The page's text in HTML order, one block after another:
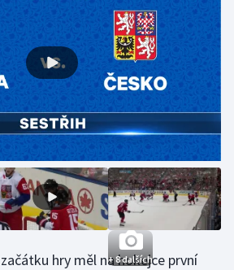
+ 8 dalších
hry měl na hokejce první